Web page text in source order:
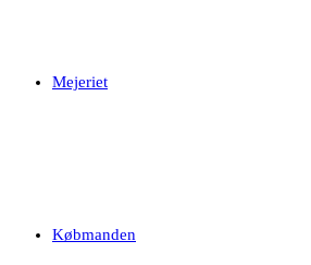
Mejeriet
Købmanden